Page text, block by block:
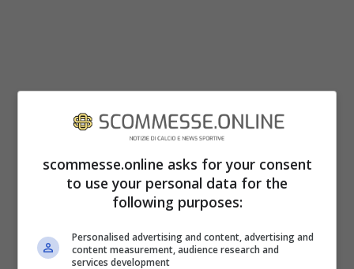
Ronaldo vuole vedere ripagati i suoi
scommesse.online asks for your consent
to use your personal data for the
following purposes:
Personalised advertising and content, advertising and
content measurement, audience research and
services development